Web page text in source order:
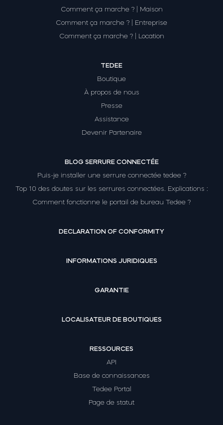
Comment ça marche ? | Maison
Comment ça marche ? | Entreprise
Comment ça marche ? | Location
TEDEE
Boutique
À propos de nous
Presse
Assistance
Devenir Partenaire
BLOG SERRURE CONNECTÉE
Puis-je installer une serrure connectée tedee ?
Top 10 des doutes sur les serrures connectées. Explications :
Comment fonctionne le portail de bureau Tedee ?
DECLARATION OF CONFORMITY
INFORMATIONS JURIDIQUES
GARANTIE
LOCALISATEUR DE BOUTIQUES
RESSOURCES
API
Base de connaissances
Tedee Portal
Page de statut